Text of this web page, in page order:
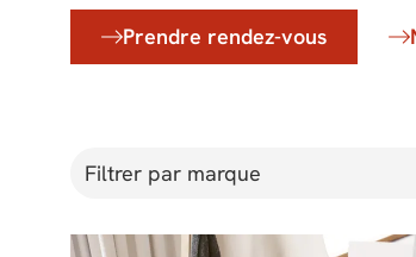
Prendre rendez-vous
Filtrer par marque